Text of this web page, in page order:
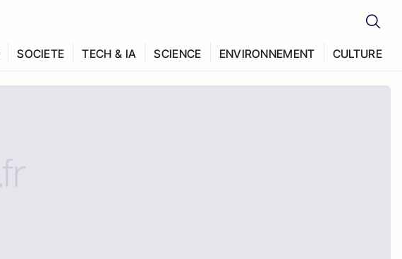
SOCIETE TECH & IA SCIENCE ENVIRONNEMENT CULTURE